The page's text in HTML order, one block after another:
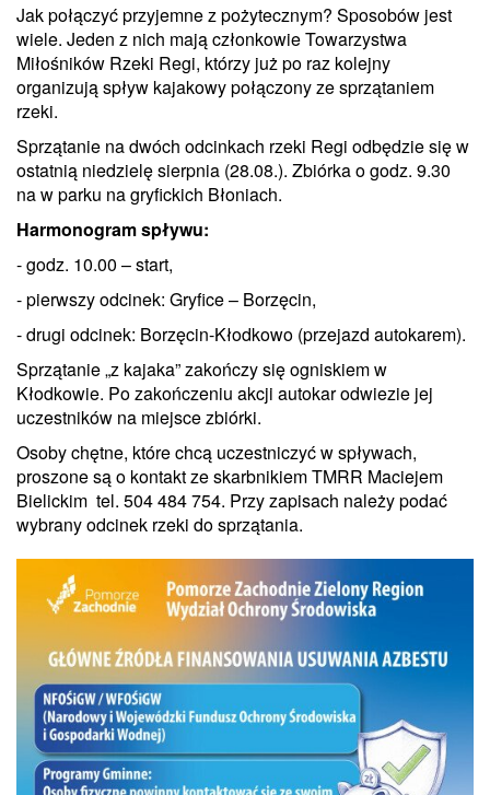
Jak połączyć przyjemne z pożytecznym? Sposobów jest
wiele. Jeden z nich mają członkowie Towarzystwa
Miłośników Rzeki Regi, którzy już po raz kolejny
organizują spływ kajakowy połączony ze sprzątaniem
rzeki.
Sprzątanie na dwóch odcinkach rzeki Regi odbędzie się w
ostatnią niedzielę sierpnia (28.08.). Zbiórka o godz. 9.30
na w parku na gryfickich Błoniach.
Harmonogram spływu:
- godz. 10.00 – start,
- pierwszy odcinek: Gryfice – Borzęcin,
- drugi odcinek: Borzęcin-Kłodkowo (przejazd autokarem).
Sprzątanie „z kajaka” zakończy się ogniskiem w
Kłodkowie. Po zakończeniu akcji autokar odwiezie jej
uczestników na miejsce zbiórki.
Osoby chętne, które chcą uczestniczyć w spływach,
proszone są o kontakt ze skarbnikiem TMRR Maciejem
Bielickim tel. 504 484 754. Przy zapisach należy podać
wybrany odcinek rzeki do sprzątania.